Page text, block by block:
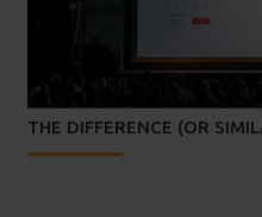
THE DIFFERENCE (OR